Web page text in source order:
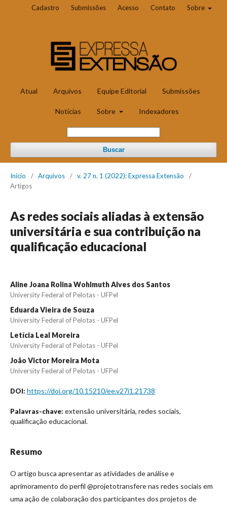
Atual Arquivos Equipe Editorial Submissões
Notícias Sobre Indexadores
Buscar
Cadastro Submissões Acesso Contato Sobre
Início / Arquivos / v. 27 n. 1 (2022): Expressa Extensão
/
Artigos
As redes sociais aliadas à extensão
universitária e sua contribuição na
qualificação educacional
Aline Joana Rolina Wohlmuth Alves dos Santos
University Federal of Pelotas - UFPel
Eduarda Vieira de Souza
University Federal of Pelotas - UFPel
Letícia Leal Moreira
University Federal of Pelotas - UFPel
João Victor Moreira Mota
University Federal of Pelotas - UFPel
DOI: https://doi.org/10.15210/ee.v27i1.21738
Palavras-chave: extensão universitária, redes sociais,
qualificação educacional.
Resumo
O artigo busca apresentar as atividades de análise e
aprimoramento do perfil @projetotransfere nas redes sociais em
uma ação de colaboração dos participantes dos projetos de